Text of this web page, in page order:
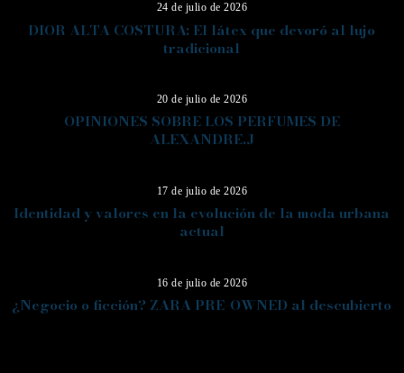
24 de julio de 2026
DIOR ALTA COSTURA: El látex que devoró al lujo
tradicional
20 de julio de 2026
OPINIONES SOBRE LOS PERFUMES DE
ALEXANDRE.J
17 de julio de 2026
Identidad y valores en la evolución de la moda urbana
actual
16 de julio de 2026
¿Negocio o ficción? ZARA PRE-OWNED al descubierto